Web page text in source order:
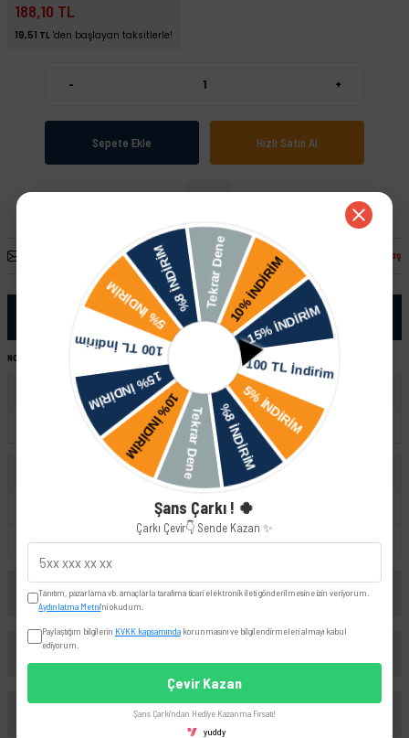
188,10 TL
19,51 TL 'den başlayan taksitlerle!
- +
Sepete Ekle Hızlı Satın Al
Fiyatı Düşünce Haber Ver Paylaş
NOT: Ürünü satın almadan önce şase numaranız ile sipariş hattımızdan kontrol ettirmeniz tavsiye edilir.
Skoda
Favorit
UYUMLU OEM
6U0611775B 6U0611775A
Yorumlar
Bu ürüne ilk yorumu siz yapın!
Yorum Yaz
Taksit Seçenekleri
Şans Çarkı ! 🍀
Çarkı Çevir👇 Sende Kazan ✨
Tanıtım, pazarlama vb. amaçlarla tarafıma ticari elektronik ileti gönderilmesine izin veriyorum.
Aydınlatma Metni'ni okudum.
Paylaştığım bilgilerin KVKK kapsamındakorunmasını ve bilgilendirmeleri almayı kabul
ediyorum.
Çevir Kazan
Şans Çarkı'ndan Hediye Kazanma Fırsatı!
yuddy